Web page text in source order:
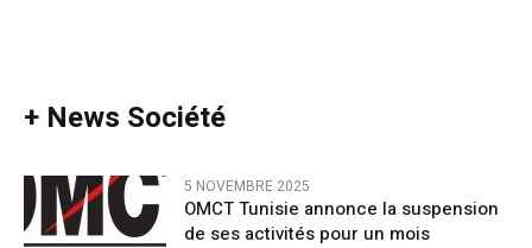
+ News Société
5 NOVEMBRE 2025
OMCT Tunisie annonce la suspension
de ses activités pour un mois